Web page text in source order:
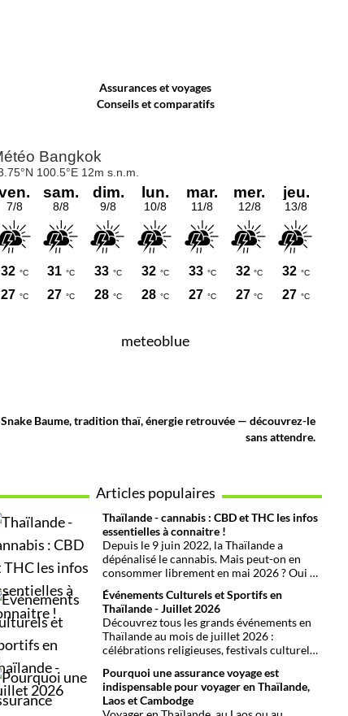
Assurances et voyages
Conseils et comparatifs
meteoblue
Snake Baume, tradition thaï, énergie retrouvée — découvrez-le
sans attendre.
Articles populaires
Thaïlande - cannabis : CBD et THC les infos
essentielles à connaitre !
Depuis le 9 juin 2022, la Thaïlande a
dépénalisé le cannabis. Mais peut-on en
consommer librement en mai 2026 ? Oui et
non, attention aux petits détails et aux
confusions qui peuvent avoir de grosses
conséquences ! Explications.
Événements Culturels et Sportifs en
Thaïlande - Juillet 2026
Découvrez tous les grands événements en
Thaïlande au mois de juillet 2026 :
célébrations religieuses, festivals culturels,
et fêtes locales. Une sélection
chronologique complète pour ne rien
manquer !
Pourquoi une assurance voyage est
indispensable pour voyager en Thaïlande,
Laos et Cambodge